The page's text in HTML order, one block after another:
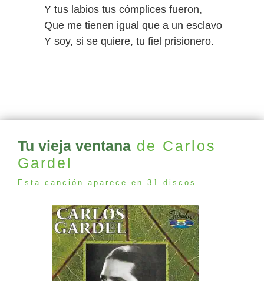
Y tus labios tus cómplices fueron,
Que me tienen igual que a un esclavo
Y soy, si se quiere, tu fiel prisionero.
Tu vieja ventana de Carlos
Gardel
Esta canción aparece en 31 discos